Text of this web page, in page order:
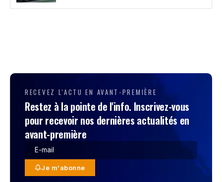
RECEVEZ L'ACTU EN AVANT-PREMIÈRE
Restez à la pointe de l'info. Inscrivez-vous
pour recevoir nos dernières actualités en
avant-première
Je m'abonne